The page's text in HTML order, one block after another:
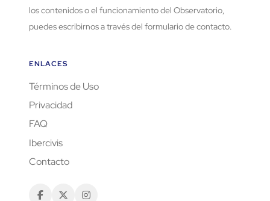
los contenidos o el funcionamiento del Observatorio,
puedes escribirnos a través del formulario de contacto.
ENLACES
Términos de Uso
Privacidad
FAQ
Ibercivis
Contacto